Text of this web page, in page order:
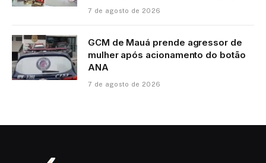
7 de agosto de 2026
GCM de Mauá prende agressor de
mulher após acionamento do botão
ANA
7 de agosto de 2026